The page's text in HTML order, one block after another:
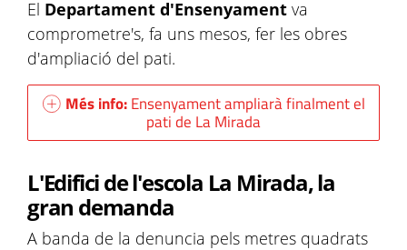
El Departament d'Ensenyament va
comprometre's, fa uns mesos, fer les obres
d'ampliació del pati.
Més info:Ensenyament ampliarà finalment el
pati de La Mirada
L'Edifici de l'escola La Mirada, la
gran demanda
A banda de la denuncia pels metres quadrats